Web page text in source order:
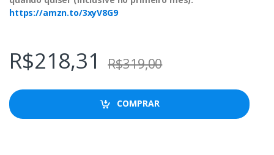
https://amzn.to/3xyV8G9
R$218,31 R$319,00
COMPRAR